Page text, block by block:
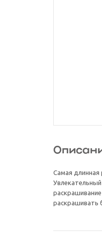
Самая длинная
раскрашивать